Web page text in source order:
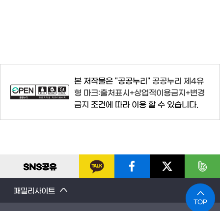
본 저작물은 "공공누리" 공공누리 제4유
형 마크:출처표시+상업적이용금지+변경
금지 조건에 따라 이용 할 수 있습니다.
SNS공유
패밀리사이트
TOP